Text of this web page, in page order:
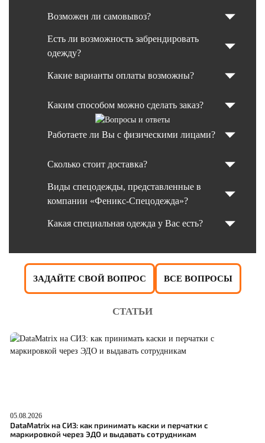
Возможен ли самовывоз?
Есть ли возможность забрендировать
одежду?
Какие варианты оплаты возможны?
Каким способом можно сделать заказ?
Работаете ли Вы с физическими лицами?
Сколько стоит доставка?
Виды спецодежды, представленные в
компании «Феникс-Спецодежда»?
Какая специальная одежда у Вас есть?
ЗАДАЙТЕ СВОЙ ВОПРОС ВСЕ ВОПРОСЫ
СТАТЬИ
05.08.2026
DataMatrix на СИЗ: как принимать каски и перчатки с
маркировкой через ЭДО и выдавать сотрудникам